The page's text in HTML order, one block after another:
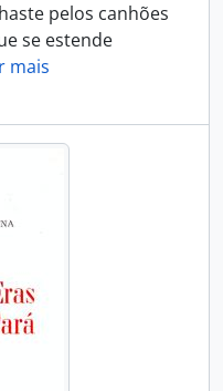
pelos canhões
se estende
mais